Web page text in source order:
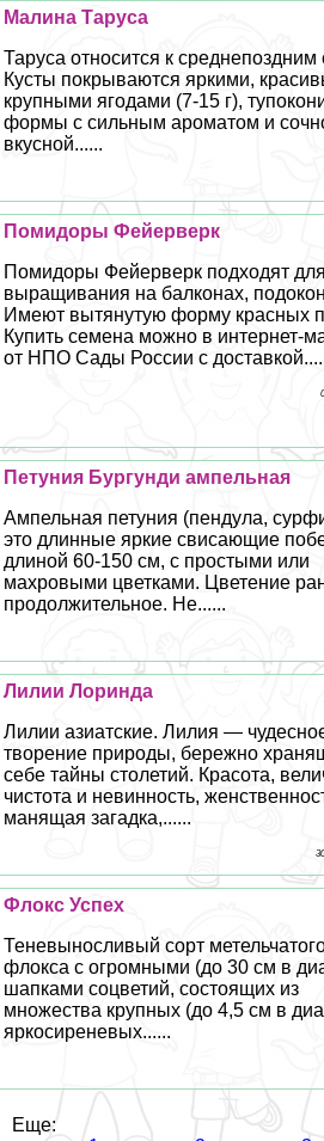
Малина Таруса
Таруса относится к среднепоздним
Кусты покрываются яркими,
крупными ягодами (7-15 г),
формы с сильным ароматом и
вкусной......
Помидоры Фейерверк
Помидоры Фейерверк подходят для
выращивания на балконах,
Имеют вытянутую форму красных
Купить семена можно в интернет-
от НПО Сады России с
Петуния Бургунди ампельная
Ампельная петуния (пендула,
это длинные яркие свисающие
длиной 60-150 см, с простыми или
махровыми цветками. Цветение
продолжительное. Не......
Лилии Лоринда
Лилии азиатские. Лилия —
творение природы, бережно
себе тайны столетий. Красота,
чистота и невинность,
манящая загадка,......
Флокс Успех
Теневыносливый сорт
флокса с огромными (до 30 см в
шапками соцветий, состоящих из
множества крупных (до 4,5 см в
яркосиреневых......
Еще: